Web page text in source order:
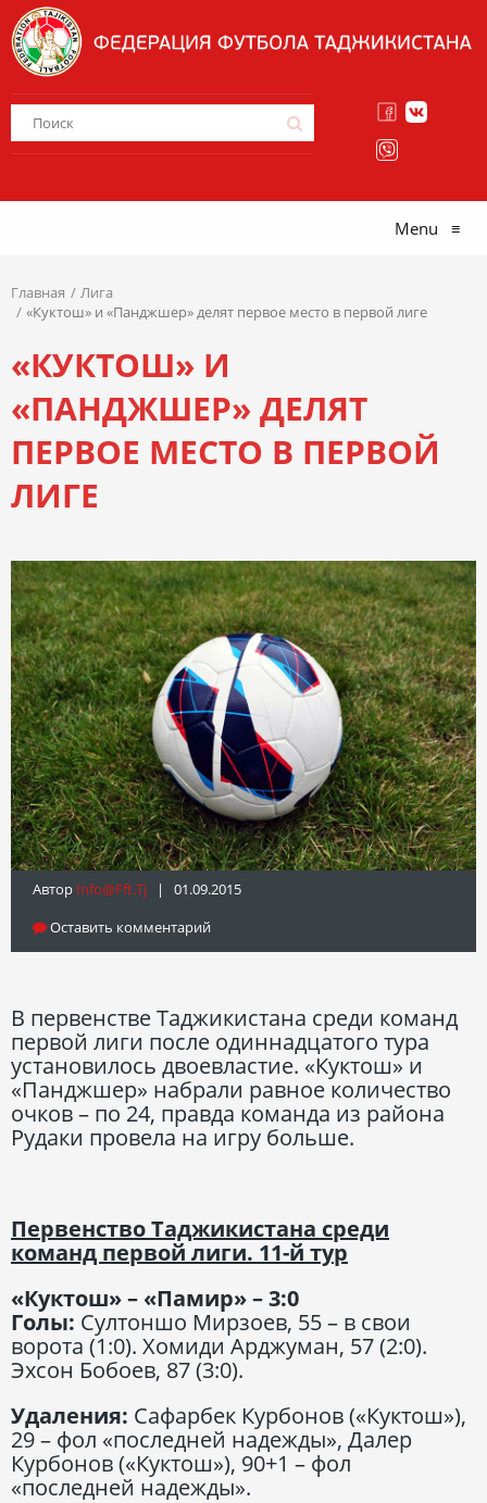
Menu ≡
Главная
Лига
«Куктош» и «Панджшер» делят первое место в первой лиге
«КУКТОШ» И
«ПАНДЖШЕР» ДЕЛЯТ
ПЕРВОЕ МЕСТО В ПЕРВОЙ
ЛИГЕ
Автор Info@fft.tj | 01.09.2015
Оставить комментарий
В первенстве Таджикистана среди команд
первой лиги после одиннадцатого тура
установилось двоевластие. «Куктош» и
«Панджшер» набрали равное количество
очков – по 24, правда команда из района
Рудаки провела на игру больше.
Первенство Таджикистана среди
команд первой лиги. 11-й тур
«Куктош» – «Памир» – 3:0
Голы: Султоншо Мирзоев, 55 – в свои
ворота (1:0). Хомиди Арджуман, 57 (2:0).
Эхсон Бобоев, 87 (3:0).
Удаления: Сафарбек Курбонов («Куктош»),
29 – фол «последней надежды», Далер
Курбонов («Куктош»), 90+1 – фол
«последней надежды».